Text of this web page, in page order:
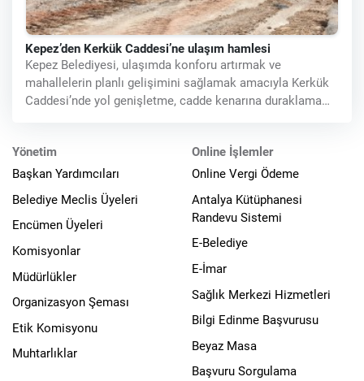
Kepez’den Kerkük Caddesi’ne ulaşım hamlesi
Kepez Belediyesi, ulaşımda konforu artırmak ve
mahallelerin planlı gelişimini sağlamak amacıyla Kerkük
Caddesi’nde yol genişletme, cadde kenarına duraklama
Yönetim
Başkan Yardımcıları
Belediye Meclis Üyeleri
Encümen Üyeleri
Komisyonlar
Müdürlükler
Organizasyon Şeması
Etik Komisyonu
Muhtarlıklar
Online İşlemler
Online Vergi Ödeme
Antalya Kütüphanesi
Randevu Sistemi
E-Belediye
E-İmar
Sağlık Merkezi Hizmetleri
Bilgi Edinme Başvurusu
Beyaz Masa
Başvuru Sorgulama